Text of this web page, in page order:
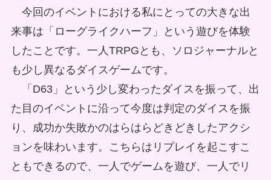
今回のイベントにおける私にとっての大きな出
来事は「ローグライクハーフ」という遊びを体験
したことです。一人TRPGとも、ソロジャーナルと
も少し異なるダイスゲームです。
「D63」という少し変わったダイスを振って、出
た目のイベントに沿って今度は判定のダイスを振
り、成功か失敗かのはらはらどきどきしたアクシ
ョンを味わいます。こちらはリプレイを起こすこ
ともできるので、一人でゲームを遊び、一人でリ